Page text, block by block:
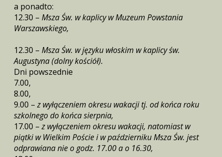
a ponadto:
12.30 – Msza Św. w kaplicy w Muzeum Powstania
Warszawskiego,
12.30 – Msza Św. w języku włoskim w kaplicy św.
Augustyna (dolny kościół).
Dni powszednie
7.00,
8.00,
9.00 –z wyłączeniem okresu wakacji tj. od końca roku
szkolnego do końca sierpnia,
17.00 –z wyłączeniem okresu wakacji, natomiast w
piątki w Wielkim Poście i w październiku Msza Św. jest
odprawiana nie o godz. 17.00 a o 16.30,